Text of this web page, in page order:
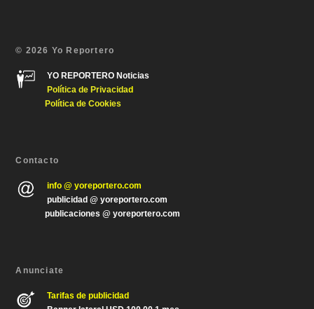
© 2026 Yo Reportero
YO REPORTERO Noticias
Política de Privacidad
Política de Cookies
Contacto
info @ yoreportero.com
publicidad @ yoreportero.com
publicaciones @ yoreportero.com
Anunciate
Tarifas de publicidad